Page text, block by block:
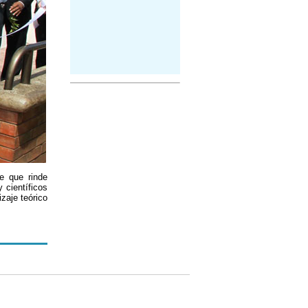
que rinde
científicos
teórico